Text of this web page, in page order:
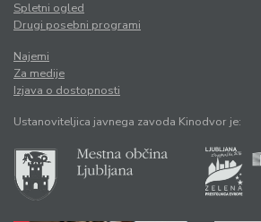
Spletni ogled
Drugi posebni programi
Najemi
Za medije
Izjava o dostopnosti
Ustanoviteljica javnega zavoda Kinodvor je: